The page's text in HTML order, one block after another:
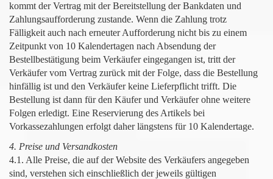
kommt der Vertrag mit der Bereitstellung der Bankdaten und
Zahlungsaufforderung zustande. Wenn die Zahlung trotz
Fälligkeit auch nach erneuter Aufforderung nicht bis zu einem
Zeitpunkt von 10 Kalendertagen nach Absendung der
Bestellbestätigung beim Verkäufer eingegangen ist, tritt der
Verkäufer vom Vertrag zurück mit der Folge, dass die Bestellung
hinfällig ist und den Verkäufer keine Lieferpflicht trifft. Die
Bestellung ist dann für den Käufer und Verkäufer ohne weitere
Folgen erledigt. Eine Reservierung des Artikels bei
Vorkassezahlungen erfolgt daher längstens für 10 Kalendertage.
4. Preise und Versandkosten
4.1. Alle Preise, die auf der Website des Verkäufers angegeben
sind, verstehen sich einschließlich der jeweils gültigen